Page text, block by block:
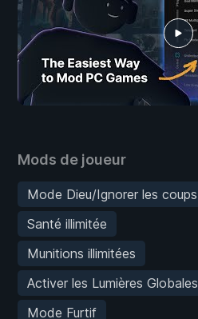
Mods de joueur
Mode Dieu/Ignorer les coups
Santé illimitée
Munitions illimitées
Activer les Lumières Globales
Mode Furtif